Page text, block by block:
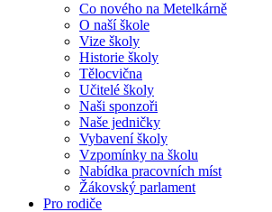
Co nového na Metelkárně
O naší škole
Vize školy
Historie školy
Tělocvična
Učitelé školy
Naši sponzoři
Naše jedničky
Vybavení školy
Vzpomínky na školu
Nabídka pracovních míst
Žákovský parlament
Pro rodiče